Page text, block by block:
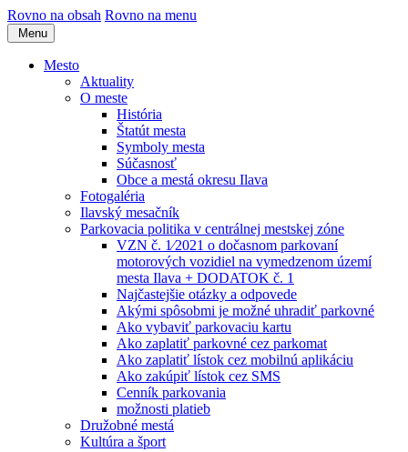
Rovno na obsah Rovno na menu
Menu
Mesto
Aktuality
O meste
História
Štatút mesta
Symboly mesta
Súčasnosť
Obce a mestá okresu Ilava
Fotogaléria
Ilavský mesačník
Parkovacia politika v centrálnej mestskej zóne
VZN č. 1⁄2021 o dočasnom parkovaní
motorových vozidiel na vymedzenom území
mesta Ilava + DODATOK č. 1
Najčastejšie otázky a odpovede
Akými spôsobmi je možné uhradiť parkovné
Ako vybaviť parkovaciu kartu
Ako zaplatiť parkovné cez parkomat
Ako zaplatiť lístok cez mobilnú aplikáciu
Ako zakúpiť lístok cez SMS
Cenník parkovania
možnosti platieb
Družobné mestá
Kultúra a šport